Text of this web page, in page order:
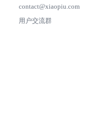
contact@xiaopiu.com
用户交流群